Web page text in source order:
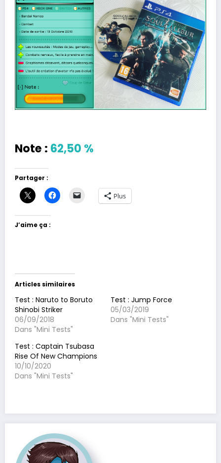
Note : 62,50 %
Partager :
Plus
J’aime ça :
Articles similaires
Test : Naruto to Boruto
Shinobi Striker
06/09/2018
Dans "Mini Tests"
Test : Jump Force
05/03/2019
Dans "Mini Tests"
Test : Captain Tsubasa
Rise Of New Champions
10/10/2020
Dans "Mini Tests"